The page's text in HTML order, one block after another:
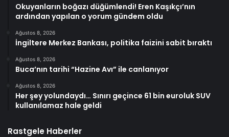
Okuyanların boğazı düğümlendi! Eren Kaşıkçı’nın
ardından yapılan o yorum gündem oldu
Ağustos 8, 2026
İngiltere Merkez Bankası, politika faizini sabit bıraktı
Ağustos 8, 2026
Buca’nın tarihi “Hazine Avı” ile canlanıyor
Ağustos 8, 2026
Her şey yolundaydı… Sınırı geçince 61 bin euroluk SUV
kullanılamaz hale geldi
Rastgele Haberler